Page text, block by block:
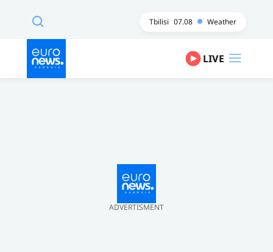
Tbilisi 07.08 Weather
LIVE
ADVERTISMENT